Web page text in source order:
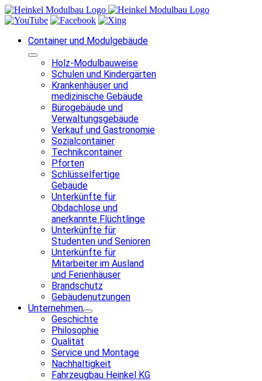
Zum
Inhalt
Container und Modulgebäude
Holz-Modulbauweise
Schulen und Kindergärten
Krankenhäuser und
medizinische Gebäude
Bürogebäude und
Verwaltungsgebäude
Verkauf und Gastronomie
Sozialcontainer
Technikcontainer
Pforten
Schlüsselfertige
Gebäude
Unterkünfte für
Obdachlose und
anerkannte Flüchtlinge
Unterkünfte für
Studenten und Senioren
Unterkünfte für
Mitarbeiter im Ausland
und Ferienhäuser
Brandschutz
Gebäudenutzungen
Unternehmen
Geschichte
Philosophie
Qualität
Service und Montage
Nachhaltigkeit
Fahrzeugbau Heinkel KG